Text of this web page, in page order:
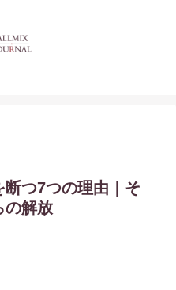
つ7つの理由｜そ
の解放